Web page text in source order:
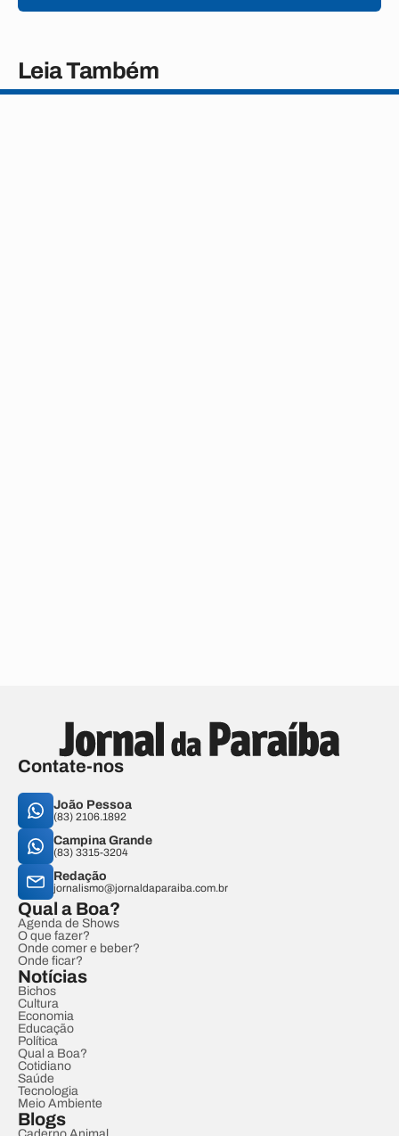
Leia Também
Contate-nos
João Pessoa
(83) 2106.1892
Campina Grande
(83) 3315-3204
Redação
jornalismo@jornaldaparaiba.com.br
Qual a Boa?
Agenda de Shows
O que fazer?
Onde comer e beber?
Onde ficar?
Notícias
Bichos
Cultura
Economia
Educação
Política
Qual a Boa?
Cotidiano
Saúde
Tecnologia
Meio Ambiente
Blogs